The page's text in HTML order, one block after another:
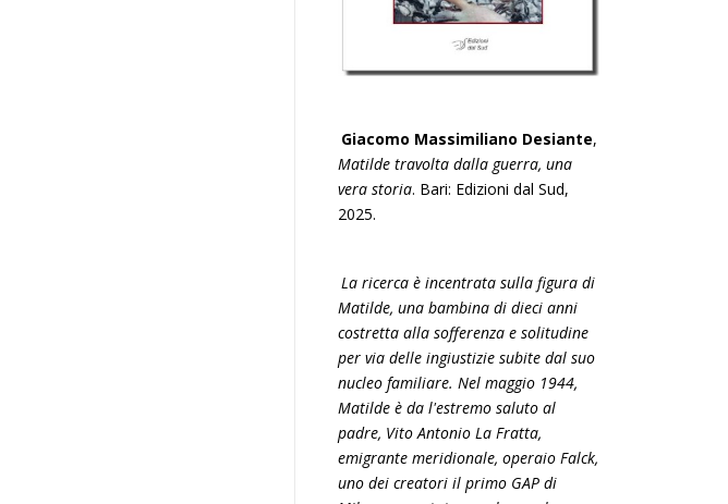
Giacomo Massimiliano Desiante,
Matilde travolta dalla guerra, una
vera storia. Bari: Edizioni dal Sud,
2025.
La ricerca è incentrata sulla figura di
Matilde, una bambina di dieci anni
costretta alla sofferenza e solitudine
per via delle ingiustizie subite dal suo
nucleo familiare. Nel maggio 1944,
Matilde è da l'estremo saluto al
padre, Vito Antonio La Fratta,
emigrante meridionale, operaio Falck,
uno dei creatori il primo GAP di